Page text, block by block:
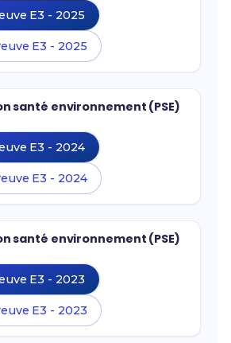
E3 - 2025
E3 - 2025
santé environnement (PSE)
E3 - 2024
E3 - 2024
santé environnement (PSE)
E3 - 2023
E3 - 2023